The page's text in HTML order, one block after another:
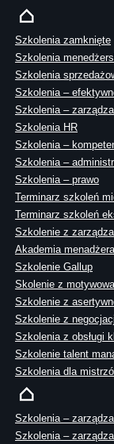
Szkolenia zamknięte
Szkolenia
Szkolenia
Szkolenia –
Szkolenia –
Szkolenia HR
Szkolenia –
Szkolenia –
Szkolenia – prawo
Terminarz szkoleń
Terminarz szkoleń
Szkolenie z
Akademia menadżera
Szkolenie Gallup
Skolenie z
Szkolenie z
Szkolenie z
Szkolenia z obsługi
Szkolenie talent
Szkolenia dla
Szkolenia –
Szkolenia –